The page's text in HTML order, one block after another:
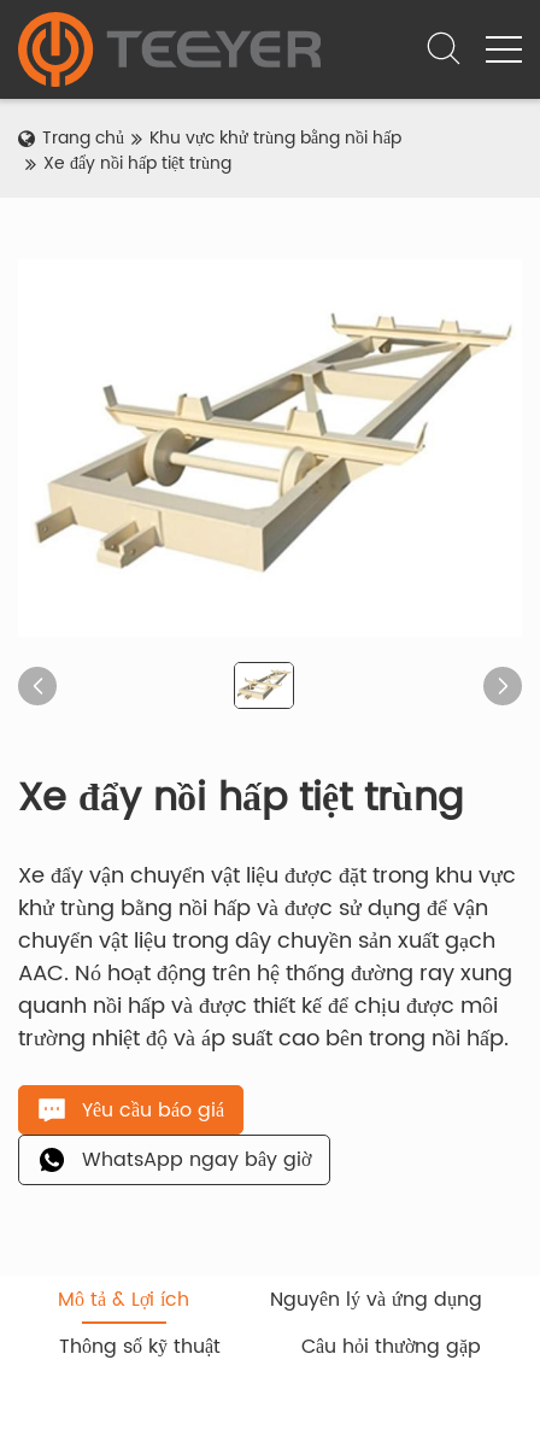
Trang chủ
Khu vực khử trùng bằng nồi hấp
Xe đẩy nồi hấp tiệt trùng
Xe đẩy nồi hấp tiệt trùng
Xe đẩy vận chuyển vật liệu được đặt trong khu vực
khử trùng bằng nồi hấp và được sử dụng để vận
chuyển vật liệu trong dây chuyền sản xuất gạch
AAC. Nó hoạt động trên hệ thống đường ray xung
quanh nồi hấp và được thiết kế để chịu được môi
trường nhiệt độ và áp suất cao bên trong nồi hấp.
Yêu cầu báo giá
WhatsApp ngay bây giờ
Mô tả & Lợi ích
Nguyên lý và ứng dụng
Thông số kỹ thuật
Câu hỏi thường gặp